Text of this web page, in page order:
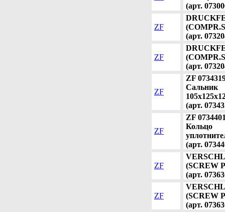
(арт.
ZF
(арт.
ZF
(арт.
ZF
ZF
Сальник
(арт.
ZF
ZF
Кольцо
(арт.
ZF
(SCREW
(арт.
ZF
(SCREW
(арт.